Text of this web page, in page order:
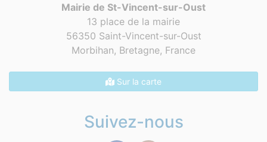
Mairie de St-Vincent-sur-Oust
13 place de la mairie
56350 Saint-Vincent-sur-Oust
Morbihan, Bretagne, France
Sur la carte
Suivez-nous